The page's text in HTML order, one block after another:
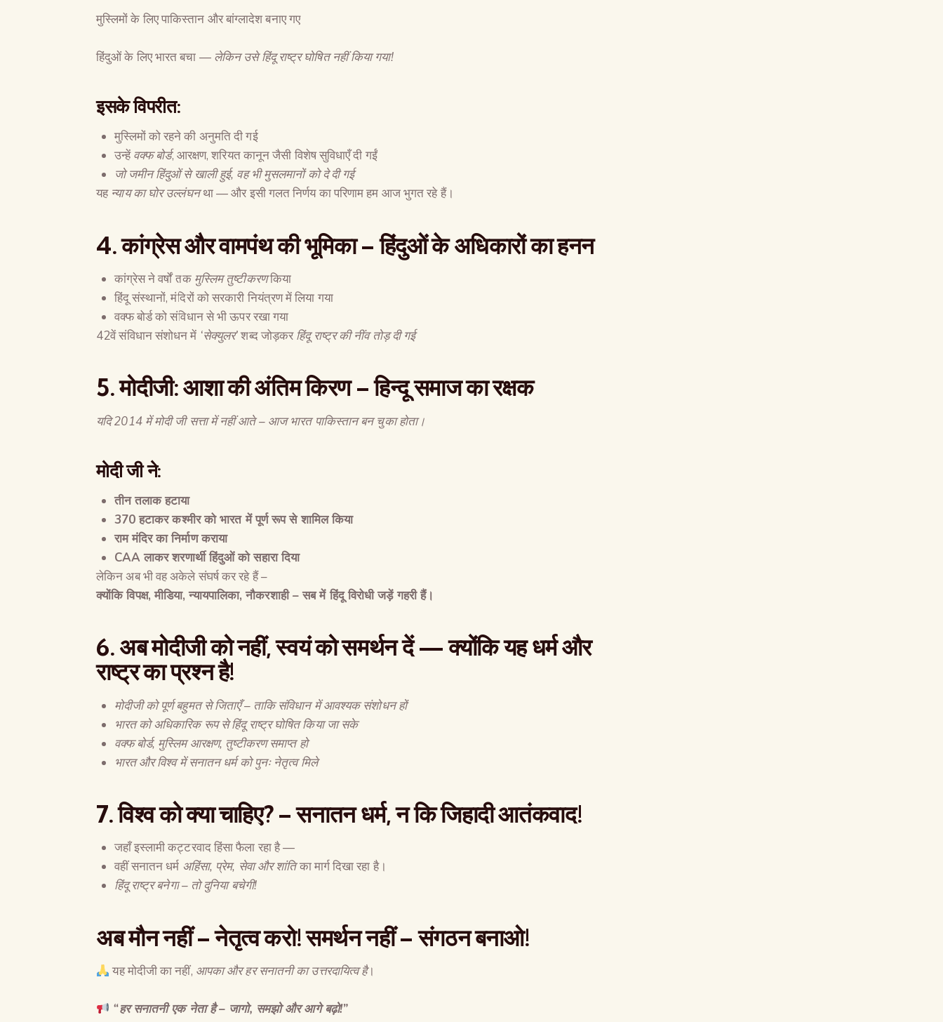
मुस्लिमों के लिए पाकिस्तान और बांग्लादेश बनाए गए
हिंदुओं के लिए भारत बचा — लेकिन उसे हिंदू राष्ट्र घोषित नहीं किया गया!
इसके विपरीत:
मुस्लिमों को रहने की अनुमति दी गई
उन्हेंवक्फ बोर्ड, आरक्षण, शरियत कानून जैसी विशेष सुविधाएँ दी गईं
जो जमीन हिंदुओं से खाली हुई, वह भी मुसलमानों को दे दी गई
यह न्याय का घोर उल्लंघनथा — और इसी गलत निर्णय का परिणाम हम आज भुगत रहे हैं।
4.कांग्रेस और वामपंथ की भूमिका–हिंदुओं के अधिकारों का हनन
कांग्रेस ने वर्षों तक मुस्लिम तुष्टीकरणकिया
हिंदू संस्थानों, मंदिरों को सरकारी नियंत्रण में लिया गया
वक्फ बोर्ड को संविधान से भी ऊपर रखा गया
42वें संविधान संशोधन में ‘सेक्युलर’शब्द जोड़करहिंदू राष्ट्र की नींव तोड़ दी गई
5.मोदीजी:आशा की अंतिम किरण–हिन्दू समाज का रक्षक
यदि2014 में मोदी जी सत्ता में नहीं आते– आज भारत पाकिस्तान बन चुका होता।
मोदी जी ने:
तीन तलाक हटाया
370हटाकर कश्मीर को भारत में पूर्ण रूप से शामिल किया
राम मंदिर का निर्माण कराया
CAAलाकर शरणार्थी हिंदुओं को सहारा दिया
लेकिन अब भी वह अकेले संघर्ष कर रहे हैं –
क्योंकि विपक्ष,मीडिया,न्यायपालिका,नौकरशाही–सब में हिंदू विरोधी जड़ें गहरी हैं।
6.अब मोदीजी को नहीं,स्वयं को समर्थन दें—क्योंकि यह धर्म और
राष्ट्र का प्रश्न है!
मोदीजी को पूर्ण बहुमत से जिताएँ – ताकि संविधान में आवश्यक संशोधन हों
भारत को अधिकारिक रूप से हिंदू राष्ट्र घोषित किया जा सके
वक्फ बोर्ड, मुस्लिम आरक्षण, तुष्टीकरण समाप्त हो
भारत और विश्व में सनातन धर्म को पुनः नेतृत्व मिले
7.विश्व को क्या चाहिए? –सनातन धर्म,न कि जिहादी आतंकवाद!
जहाँ इस्लामी कट्टरवाद हिंसा फैला रहा है —
वहीं सनातन धर्म अहिंसा, प्रेम, सेवा और शांतिका मार्ग दिखा रहा है।
हिंदू राष्ट्र बनेगा– तो दुनिया बचेगी!
अब मौन नहीं–नेतृत्व करो!समर्थन नहीं–संगठन बनाओ!
यह मोदीजी का नहीं, आपका और हर सनातनी का उत्तरदायित्व है।
“हर सनातनी एक नेता है – जागो, समझो और आगे बढ़ो!”